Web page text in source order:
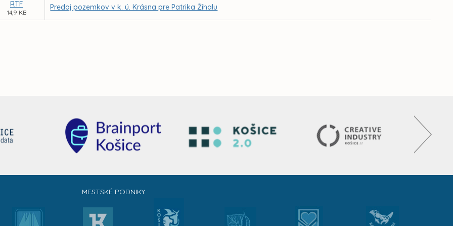
RTF
14,9 KB
Predaj pozemkov v k. ú. Krásna pre Patrika Žihalu
MESTSKÉ PODNIKY